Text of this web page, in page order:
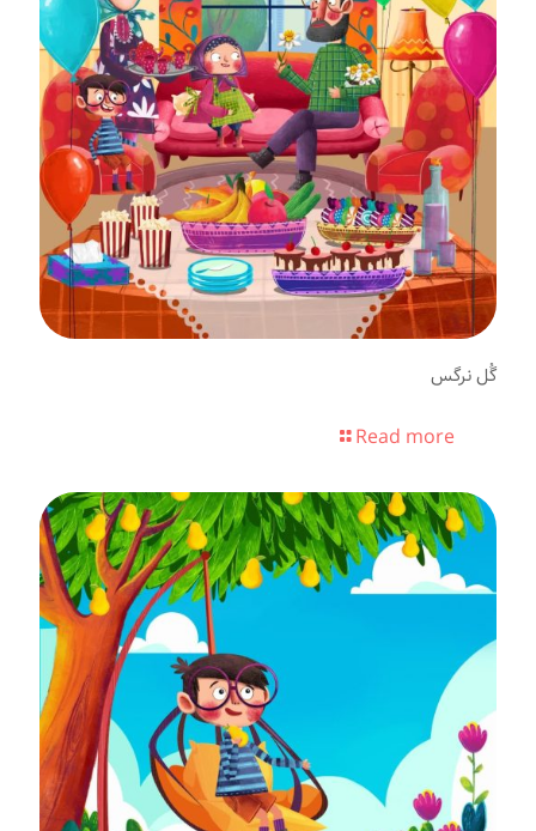
گُل نرگس
Read more